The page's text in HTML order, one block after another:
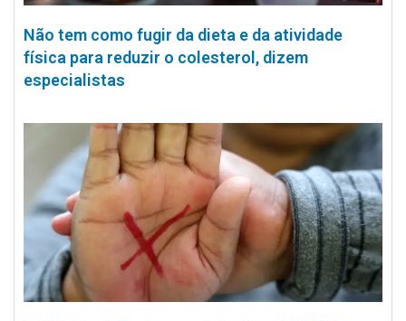
Não tem como fugir da dieta e da atividade
física para reduzir o colesterol, dizem
especialistas